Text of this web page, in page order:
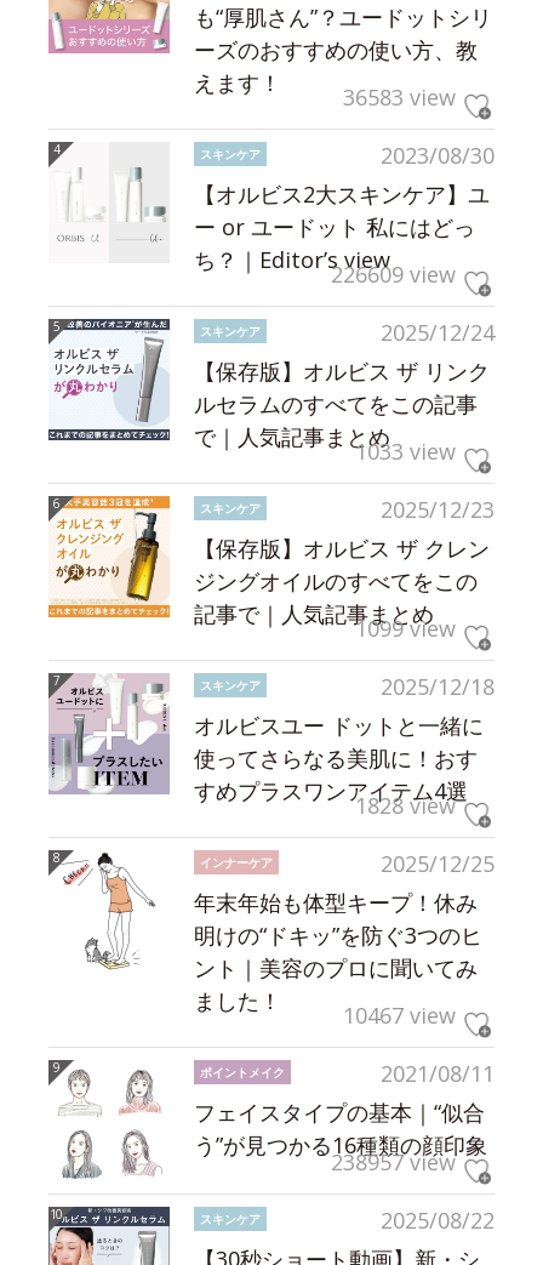
も“厚肌さん”？ユードットシリ
ーズのおすすめの使い方、教
えます！
36583 view
2023/08/30
スキンケア
【オルビス2大スキンケア】ユ
ー or ユードット 私にはどっ
ち？｜Editor’s view226609 view
2025/12/24
スキンケア
【保存版】オルビス ザ リンク
ルセラムのすべてをこの記事
で｜人気記事まとめ1033 view
2025/12/23
スキンケア
【保存版】オルビス ザ クレン
ジングオイルのすべてをこの
記事で｜人気記事まとめ
1099 view
2025/12/18
スキンケア
オルビスユー ドットと一緒に
使ってさらなる美肌に！おす
すめプラスワンアイテム4選
1828 view
2025/12/25
インナーケア
年末年始も体型キープ！休み
明けの“ドキッ”を防ぐ3つのヒ
ント｜美容のプロに聞いてみ
ました！
10467 view
2021/08/11
ポイントメイク
フェイスタイプの基本｜“似合
う”が見つかる16種類の顔印象
238957 view
2025/08/22
スキンケア
【30秒ショート動画】新・シ